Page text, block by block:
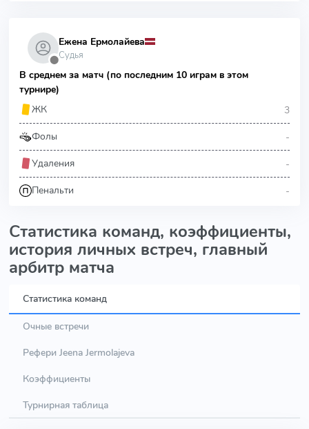
⬤
Ежена Ермолайева
Судья
В среднем за матч (по последним 10 играм в этом
турнире)
ЖК
3
Фолы -
Удаления -
Пенальти -
Статистика команд, коэффициенты,
история личных встреч, главный
арбитр матча
Статистика команд
Очные встречи
Рефери Jeena Jermolajeva
Коэффициенты
Турнирная таблица